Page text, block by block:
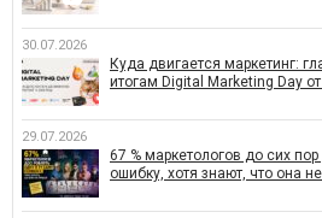
30.07.2026
Куда двигается маркетинг:
итогам Digital Marketing Day от
29.07.2026
67 % маркетологов до сих
ошибку, хотя знают, что она